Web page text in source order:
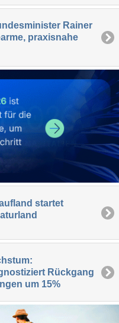
Rainer
praxisnahe
startet
Rückgang
um 15%